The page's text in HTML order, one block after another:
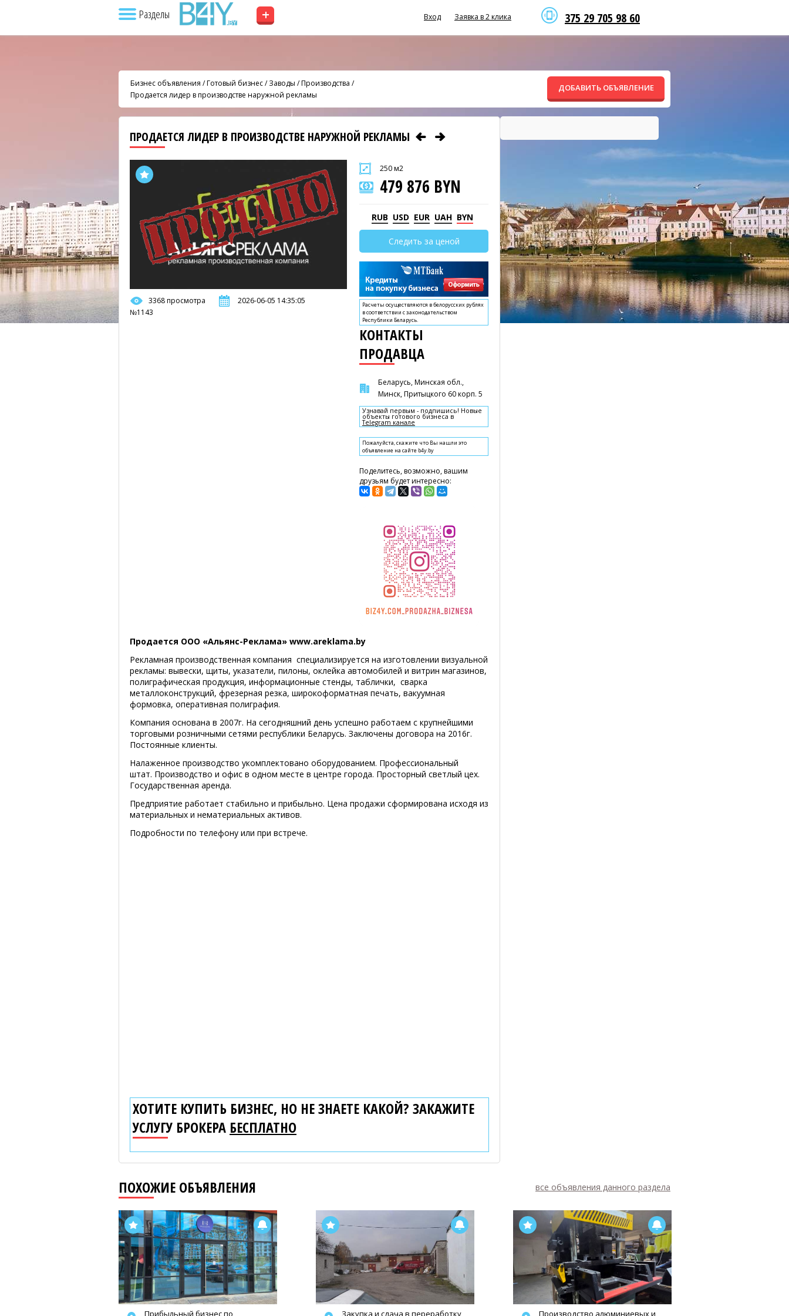
Разделы + 375 29 705 98 60
Вход Заявка в 2 клика
Бизнес объявления /Готовый бизнес/Заводы / Производства /
Продается лидер в производстве наружной рекламы
ДОБАВИТЬ ОБЪЯВЛЕНИЕ
ПРОДАЕТСЯ ЛИДЕР В ПРОИЗВОДСТВЕ НАРУЖНОЙ РЕКЛАМЫ
3368 просмотра
2026-06-05 14:35:05
№1143
250 м2
479 876 BYN
RUB USD EUR UAH BYN
Следить за ценой
Расчеты осуществляются в белорусских рублях
в соответствии с законодательством
Республики Беларусь.
КОНТАКТЫ
ПРОДАВЦА
Беларусь, Минская обл.,
Минск, Притыцкого 60 корп. 5
Узнавай первым - подпишись! Новые
объекты готового бизнеса в
Telegram канале
Пожалуйста, скажите что Вы нашли это
объявление на сайте b4y.by
Поделитесь, возможно, вашим
друзьям будет интересно:
Продается ООО «Альянс-Реклама» www.areklama.by
Рекламная производственная компания специализируется на изготовлении визуальной
рекламы: вывески, щиты, указатели, пилоны, оклейка автомобилей и витрин магазинов,
полиграфическая продукция, информационные стенды, таблички, сварка
металлоконструкций, фрезерная резка, широкоформатная печать, вакуумная
формовка, оперативная полиграфия.
Компания основана в 2007г. На сегодняшний день успешно работаем с крупнейшими
торговыми розничными сетями республики Беларусь. Заключены договора на 2016г.
Постоянные клиенты.
Налаженное производство укомплектовано оборудованием. Профессиональный
штат. Производство и офис в одном месте в центре города. Просторный светлый цех.
Государственная аренда.
Предприятие работает стабильно и прибыльно. Цена продажи сформирована исходя из
материальных и нематериальных активов.
Подробности по телефону или при встрече.
ХОТИТЕ КУПИТЬ БИЗНЕС, НО НЕ ЗНАЕТЕ КАКОЙ? ЗАКАЖИТЕ
УСЛУГУ БРОКЕРА БЕСПЛАТНО
ПОХОЖИЕ ОБЪЯВЛЕНИЯ все объявления данного раздела
Прибыльный бизнес по Закупка и сдача в переработку Производство алюминиевых и